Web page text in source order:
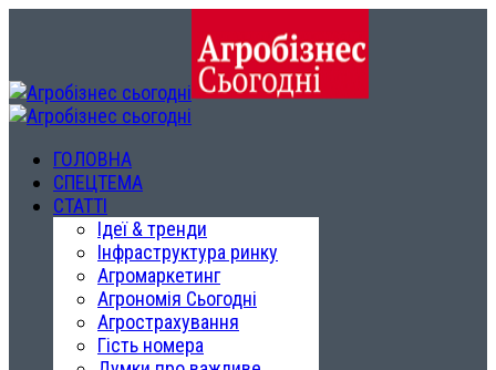
ГОЛОВНА
СПЕЦТЕМА
СТАТТІ
Ідеї & тренди
Інфраструктура ринку
Агромаркетинг
Агрономія Сьогодні
Агрострахування
Гість номера